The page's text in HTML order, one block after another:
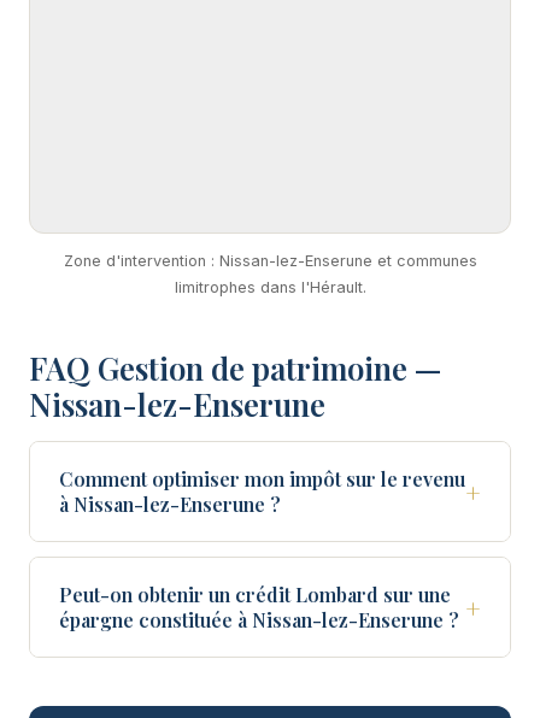
Zone d'intervention : Nissan-lez-Enserune et communes
limitrophes dans l'Hérault.
FAQ Gestion de patrimoine —
Nissan-lez-Enserune
Comment optimiser mon impôt sur le revenu
à Nissan-lez-Enserune ?
+
Peut-on obtenir un crédit Lombard sur une
épargne constituée à Nissan-lez-Enserune ? +